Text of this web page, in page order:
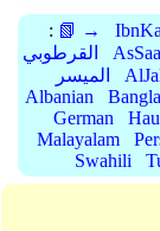
: 📗 →
القرطوبي
الميسر
Albanian
Bangla
German
Malayalam
Swahili